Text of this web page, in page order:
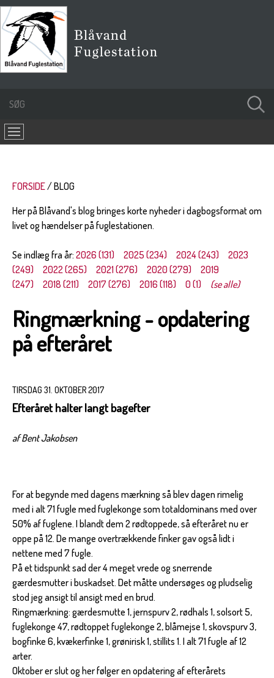
FORSIDE
BLOG
Her på Blåvand's blog bringes korte nyheder i dagbogsformat om
livet og hændelser på fuglestationen.
Se indlæg fra år: 2026 (131) 2025 (234) 2024 (243)
2023
(249)
2022 (265) 2021 (276) 2020 (279)
2019
(247)
2018 (211) 2017 (276) 2016 (118) 0 (1) (se alle)
Ringmærkning - opdatering
på efteråret
TIRSDAG 31. OKTOBER 2017
Efteråret halter langt bagefter
af Bent Jakobsen
For at begynde med dagens mærkning så blev dagen rimelig
med i alt 71 fugle med fuglekonge som totaldominans med over
50% af fuglene. I blandt dem 2 rødtoppede, så efteråret nu er
oppe på 12. De mange overtrækkende finker gav også lidt i
nettene med 7 fugle.
På et tidspunkt sad der 4 meget vrede og snerrende
gærdesmutter i buskadset. Det måtte undersøges og pludselig
stod jeg ansigt til ansigt med en brud.
Ringmærkning: gærdesmutte 1, jernspurv 2, rødhals 1, solsort 5,
fuglekonge 47, rødtoppet fuglekonge 2, blåmejse 1, skovspurv 3,
bogfinke 6, kvækerfinke 1, grønirisk 1, stillits 1. I alt 71 fugle af 12
arter.
Oktober er slut og her følger en opdatering af efterårets